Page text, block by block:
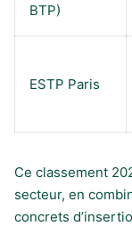
BTP)
ESTP Paris
Ce classement
secteur, en
concrets